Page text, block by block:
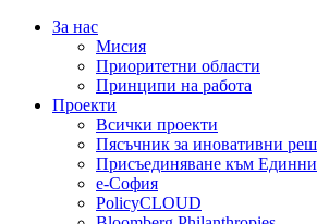
За нас
Мисия
Приоритетни области
Принципи на работа
Проекти
Всички проекти
Пясъчник за иновативни
Присъединяване към
е-София
PolicyCLOUD